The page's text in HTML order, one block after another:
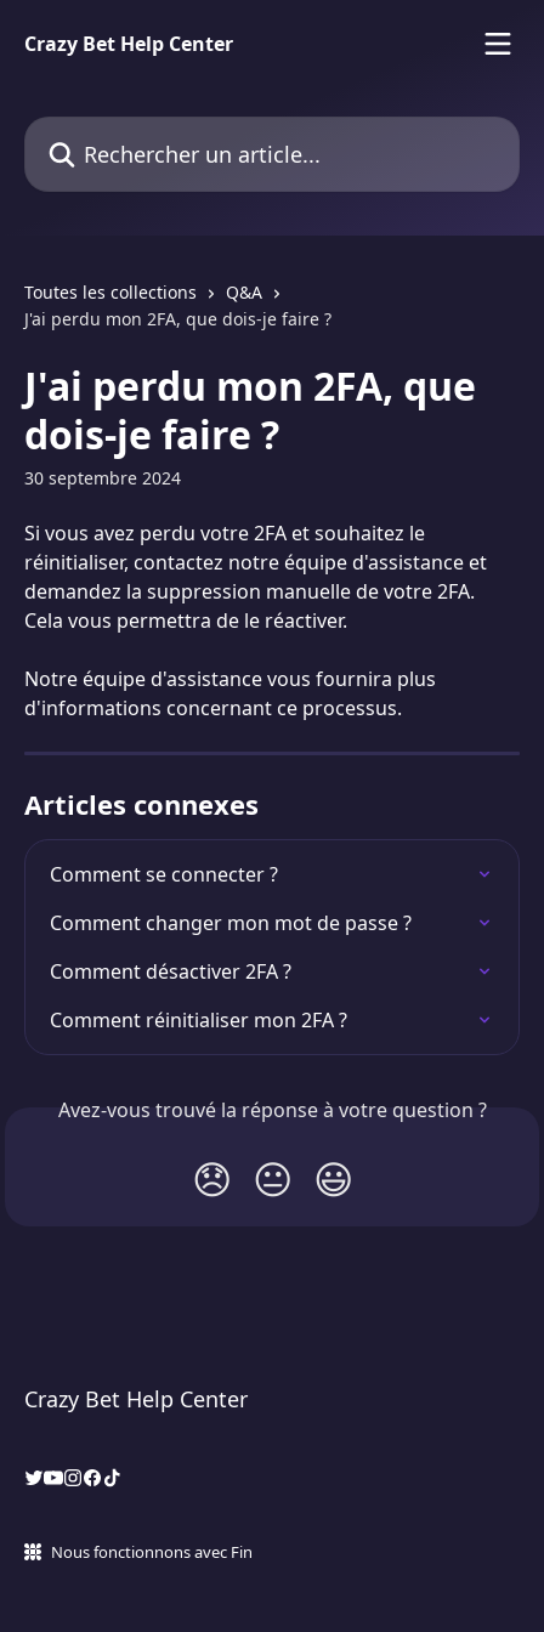
Crazy Bet Help Center
Rechercher un article...
Toutes les collections
Q&A
J'ai perdu mon 2FA, que dois-je faire ?
J'ai perdu mon 2FA, que
dois-je faire ?
30 septembre 2024
Si vous avez perdu votre 2FA et souhaitez le
réinitialiser, contactez notre équipe d'assistance et
demandez la suppression manuelle de votre 2FA.
Cela vous permettra de le réactiver.
Notre équipe d'assistance vous fournira plus
d'informations concernant ce processus.
Articles connexes
Comment se connecter ?
Comment changer mon mot de passe ?
Comment désactiver 2FA ?
Comment réinitialiser mon 2FA ?
Avez-vous trouvé la réponse à votre question ?
😞 😐 😃
Crazy Bet Help Center
Nous fonctionnons avec Fin